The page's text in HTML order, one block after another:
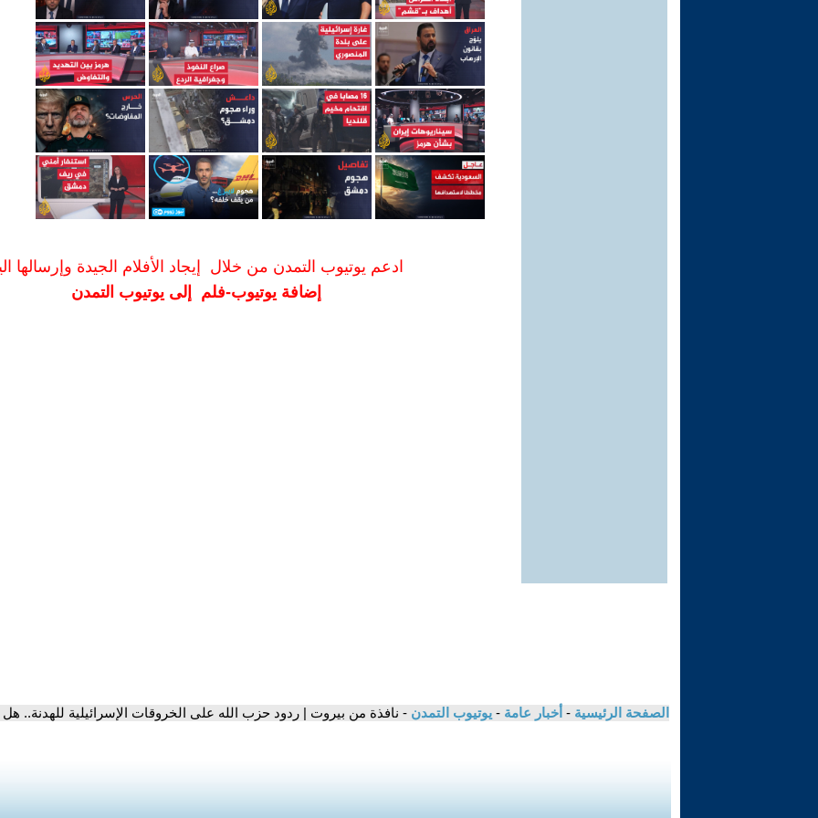
ادعم يوتيوب التمدن من خلال إيجاد الأفلام الجيدة وإرسالها
إضافة يوتيوب-فلم إلى يوتيوب التمدن
الصفحة الرئيسية - أخبار عامة - يوتيوب التمدن - نافذة من بيروت | ردود حزب الله على الخروقات الإسرائيلية للهدنة..